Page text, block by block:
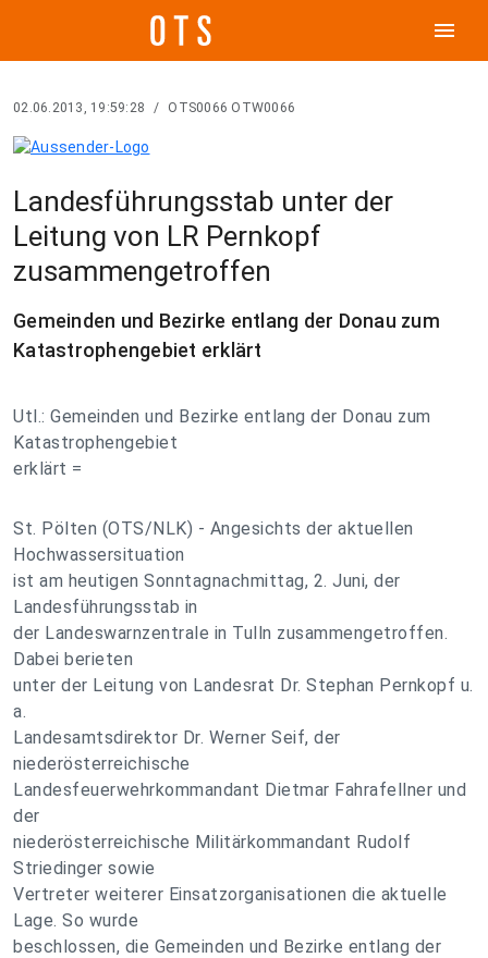
menu
02.06.2013, 19:59:28 / OTS0066 OTW0066
Landesführungsstab unter der
Leitung von LR Pernkopf
zusammengetroffen
Gemeinden und Bezirke entlang der Donau zum
Katastrophengebiet erklärt
Utl.: Gemeinden und Bezirke entlang der Donau zum
Katastrophengebiet
erklärt =
St. Pölten (OTS/NLK) - Angesichts der aktuellen
Hochwassersituation
ist am heutigen Sonntagnachmittag, 2. Juni, der
Landesführungsstab in
der Landeswarnzentrale in Tulln zusammengetroffen.
Dabei berieten
unter der Leitung von Landesrat Dr. Stephan Pernkopf u.
a.
Landesamtsdirektor Dr. Werner Seif, der
niederösterreichische
Landesfeuerwehrkommandant Dietmar Fahrafellner und
der
niederösterreichische Militärkommandant Rudolf
Striedinger sowie
Vertreter weiterer Einsatzorganisationen die aktuelle
Lage. So wurde
beschlossen, die Gemeinden und Bezirke entlang der